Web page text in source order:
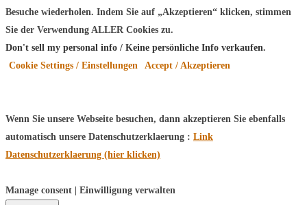
Besuche wiederholen. Indem Sie auf „Akzeptieren“ klicken, stimmen
Sie der Verwendung ALLER Cookies zu.
Don't sell my personal info / Keine persönliche Info verkaufen.
Cookie Settings / Einstellungen
Accept / Akzeptieren
Wenn Sie unsere Webseite besuchen, dann akzeptieren Sie ebenfalls
automatisch unsere Datenschutzerklaerung : Link
Datenschutzerklaerung (hier klicken)
Manage consent | Einwilligung verwalten